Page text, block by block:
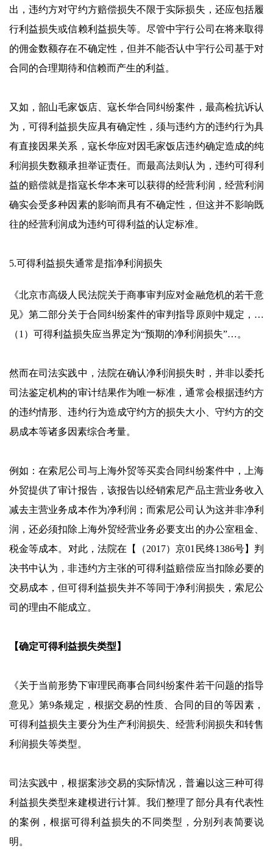
出，违约方对守约方赔偿损失不限于实际损失，还应包括履
行利益损失或信赖利益损失等。尽管中宇行公司在将来取得
的佣金数额存在不确定性，但并不能否认中宇行公司基于对
合同的合理期待和信赖而产生的利益。
又如，韶山毛家饭店、寇长华合同纠纷案件，最高检抗诉认
为，可得利益损失应具有确定性，须与违约方的违约行为具
有直接因果关系，寇长华应对因毛家饭店违约确定造成的纯
利润损失数额承担举证责任。而最高法则认为，违约可得利
益的赔偿就是指寇长华本来可以获得的经营利润，经营利润
确实会受多种因素的影响而具有不确定性，但这并不影响既
往的经营利润成为违约可得利益的认定标准。
5.可得利益损失通常是指净利润损失
《北京市高级人民法院关于商事审判应对金融危机的若干意
见》第二部分关于合同纠纷案件的审判指导原则中规定，…
（1）可得利益损失应当界定为“预期的净利润损失”…。
然而在司法实践中，法院在确认净利润损失时，并非以委托
司法鉴定机构的审计结果作为唯一标准，通常会根据违约方
的违约情形、违约行为造成守约方的损失大小、守约方的交
易成本等诸多因素综合考量。
例如：在索尼公司与上海外贸等买卖合同纠纷案件中，上海
外贸提供了审计报告，该报告以经销索尼产品主营业务收入
减去主营业务成本作为净利润；而索尼公司认为这并非净利
润，还必须扣除上海外贸经营业务必要支出的办公室租金、
税金等成本。对此，法院在【（2017）京01民终1386号】判
决书中认为，非违约方主张的可得利益赔偿应当扣除必要的
交易成本，但可得利益损失并不等同于净利润损失，索尼公
司的理由不能成立。
【确定可得利益损失类型】
《关于当前形势下审理民商事合同纠纷案件若干问题的指导
意见》第9条规定，根据交易的性质、合同的目的等因素，
可得利益损失主要分为生产利润损失、经营利润损失和转售
利润损失等类型。
司法实践中，根据案涉交易的实际情况，普遍以这三种可得
利益损失类型来建模进行计算。我们整理了部分具有代表性
的案例，根据可得利益损失的不同类型，分别列表简要说
明。